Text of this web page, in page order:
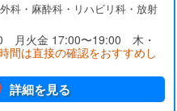
科・麻酔科・リハビリ科・放射
月火金 17:00〜19:00 木・
間は直接の確認をおすすめし
詳細を見る